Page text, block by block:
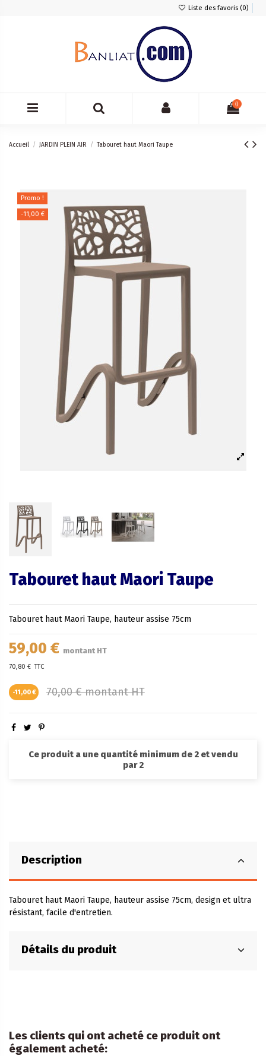
Liste des favoris (0)
0
Accueil JARDIN PLEIN AIR Tabouret haut Maori Taupe
Promo !
-11,00 €
Tabouret haut Maori Taupe
Tabouret haut Maori Taupe, hauteur assise 75cm
59,00 € montant HT
70,80 € TTC
-11,00 € 70,00 € montant HT
Ce produit a une quantité minimum de 2 et vendu
par 2
Description
Tabouret haut Maori Taupe, hauteur assise 75cm, design et ultra
résistant, facile d'entretien.
Détails du produit
Les clients qui ont acheté ce produit ont
également acheté: